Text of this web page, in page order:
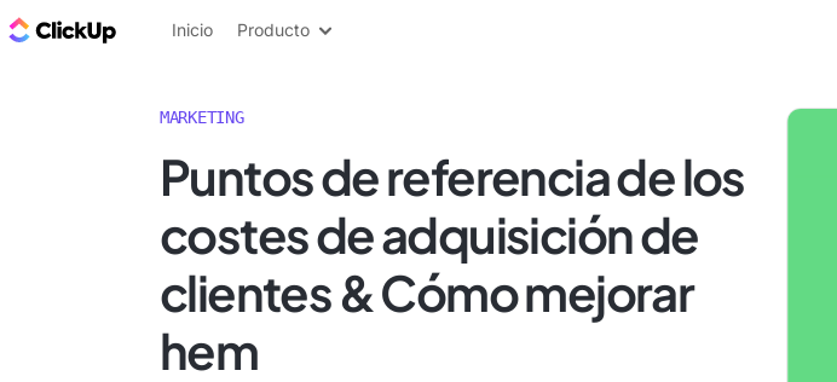
ClickUp Blog
Inicio Producto
MARKETING
Puntos de referencia de los
costes de adquisición de
clientes & Cómo mejorar
hem